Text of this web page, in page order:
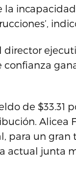
de $33.31
Alicea
para un gran
actual junta